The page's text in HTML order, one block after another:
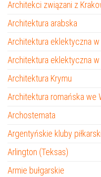
Architekci związani z
Architektura arabska
Architektura eklektyczna
Architektura eklektyczna
Architektura Krymu
Architektura romańska we
Archostemata
Argentyńskie kluby
Arlington (Teksas)
Armie bułgarskie